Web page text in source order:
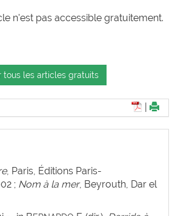
n'est pas accessible gratuitement.
tous les articles gratuits
, Paris, Éditions Paris-
; Nom à la mer, Beyrouth, Dar el